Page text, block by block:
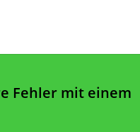
Fehler mit einem